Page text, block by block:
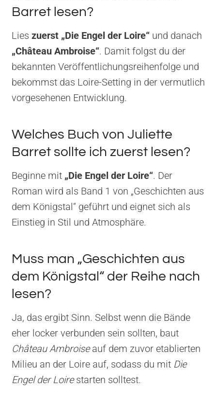
Barret lesen?
Lies zuerst „Die Engel der Loire“ und danach
„Château Ambroise“. Damit folgst du der
bekannten Veröffentlichungsreihenfolge und
bekommst das Loire-Setting in der vermutlich
vorgesehenen Entwicklung.
Welches Buch von Juliette
Barret sollte ich zuerst lesen?
Beginne mit „Die Engel der Loire“. Der
Roman wird als Band 1 von „Geschichten aus
dem Königstal“ geführt und eignet sich als
Einstieg in Stil und Atmosphäre.
Muss man „Geschichten aus
dem Königstal“ der Reihe nach
lesen?
Ja, das ergibt Sinn. Selbst wenn die Bände
eher locker verbunden sein sollten, baut
Château Ambroiseauf dem zuvor etablierten
Milieu an der Loire auf, sodass du mit Die
Engel der Loirestarten solltest.